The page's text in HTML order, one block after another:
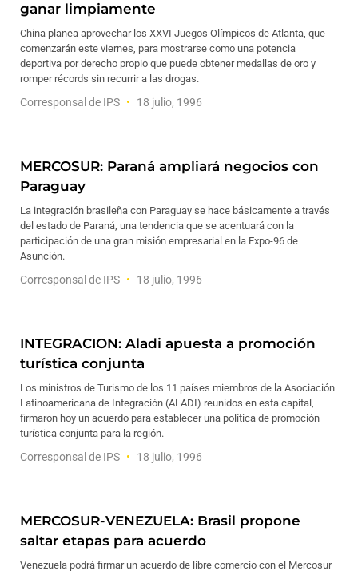
ganar limpiamente
China planea aprovechar los XXVI Juegos Olímpicos de Atlanta, que
comenzarán este viernes, para mostrarse como una potencia
deportiva por derecho propio que puede obtener medallas de oro y
romper récords sin recurrir a las drogas.
Corresponsal de IPS 18 julio, 1996
MERCOSUR: Paraná ampliará negocios con
Paraguay
La integración brasileña con Paraguay se hace básicamente a través
del estado de Paraná, una tendencia que se acentuará con la
participación de una gran misión empresarial en la Expo-96 de
Asunción.
Corresponsal de IPS 18 julio, 1996
INTEGRACION: Aladi apuesta a promoción
turística conjunta
Los ministros de Turismo de los 11 países miembros de la Asociación
Latinoamericana de Integración (ALADI) reunidos en esta capital,
firmaron hoy un acuerdo para establecer una política de promoción
turística conjunta para la región.
Corresponsal de IPS 18 julio, 1996
MERCOSUR-VENEZUELA: Brasil propone
saltar etapas para acuerdo
Venezuela podrá firmar un acuerdo de libre comercio con el Mercosur